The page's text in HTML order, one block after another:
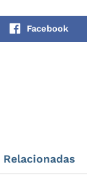
Facebook
Relacionadas